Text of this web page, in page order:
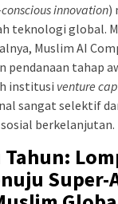
innovation)
teknologi global.
Muslim AI
pendanaan tahap
institusi venture
sangat selektif
berkelanjutan.
Tahun:
Super-